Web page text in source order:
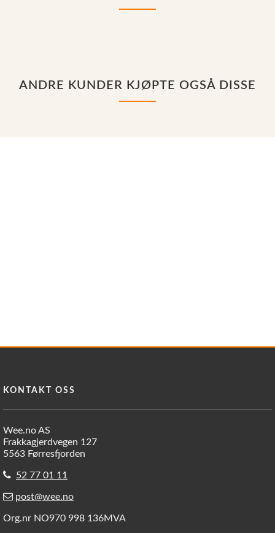
ANDRE KUNDER KJØPTE OGSÅ DISSE
KONTAKT OSS
Wee.no AS
Frakkagjerdvegen 127
5563 Førresfjorden
52 77 01 11
post@wee.no
Org.nr NO970 998 136MVA